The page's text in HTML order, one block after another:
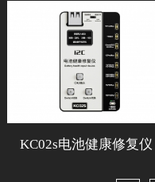
KC02s电池健康修复仪